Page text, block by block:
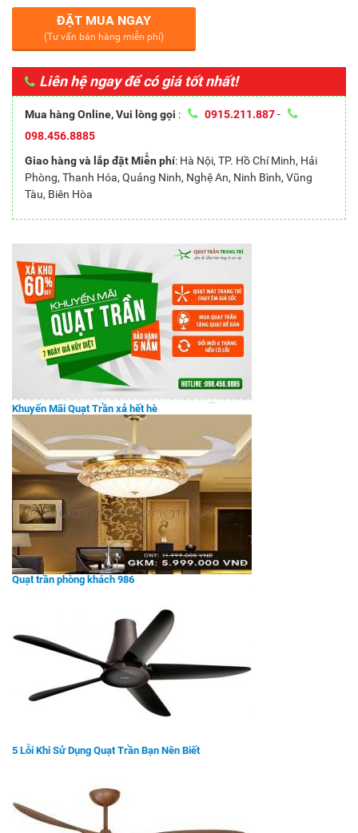
ĐẶT MUA NGAY
(Tư vấn bán hàng miễn phí)
Liên hệ ngay để có giá tốt nhất!
Mua hàng Online, Vui lòng gọi : 0915.211.887-
098.456.8885
Giao hàng và lắp đặt Miễn phí: Hà Nội, TP. Hồ Chí Minh, Hải
Phòng, Thanh Hóa, Quảng Ninh, Nghệ An, Ninh Bình, Vũng
Tàu, Biên Hòa
Khuyến Mãi Quạt Trần xả hết hè
Quạt trần phòng khách 986
5 Lỗi Khi Sử Dụng Quạt Trần Bạn Nên Biết